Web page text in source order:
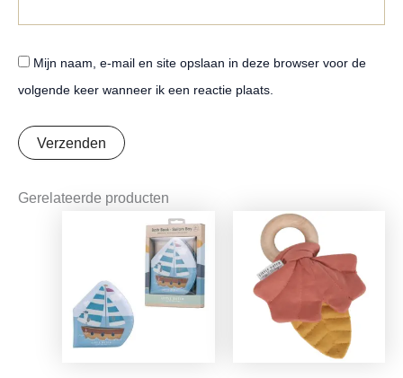
Mijn naam, e-mail en site opslaan in deze browser voor de
volgende keer wanneer ik een reactie plaats.
Gerelateerde producten
Oorspronkelijke
Huidige
prijs
is:
€7,10.
Oorspronkelijke
prijs
was:
€7,95.
Huidige
prijs
is:
€6,28.